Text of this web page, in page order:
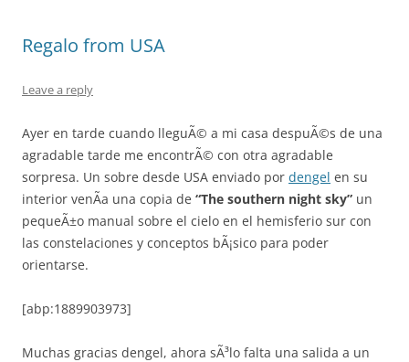
Regalo from USA
Leave a reply
Ayer en tarde cuando lleguÃ© a mi casa despuÃ©s de una
agradable tarde me encontrÃ© con otra agradable
sorpresa. Un sobre desde USA enviado por dengel en su
interior venÃ­a una copia de “The southern night sky” un
pequeÃ±o manual sobre el cielo en el hemisferio sur con
las constelaciones y conceptos bÃ¡sico para poder
orientarse.
[abp:1889903973]
Muchas gracias dengel, ahora sÃ³lo falta una salida a un